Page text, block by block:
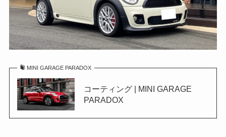
MINI GARAGE PARADOX
コーティング | MINI GARAGE
PARADOX